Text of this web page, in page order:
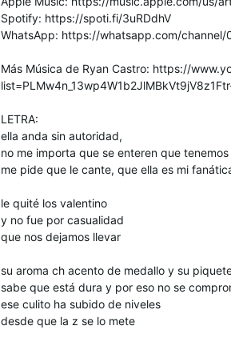
Spotify: https://spoti.fi/3uRDdhV
WhatsApp: https://whatsapp.com/channel/
Más Música de Ryan Castro: https://
LETRA:
ella anda sin autoridad,
no me importa que se enteren que tenemos
me pide que le cante, que ella es mi
le quité los valentino
y no fue por casualidad
que nos dejamos llevar
su aroma ch acento de medallo y su
sabe que está dura y por eso no se
ese culito ha subido de niveles
desde que la z se lo mete